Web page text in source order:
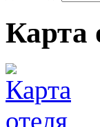
Карта